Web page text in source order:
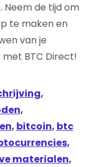
de tijd om
te maken en
van je
BTC Direct!
,
,
, bitcoin, btc
,
materialen,